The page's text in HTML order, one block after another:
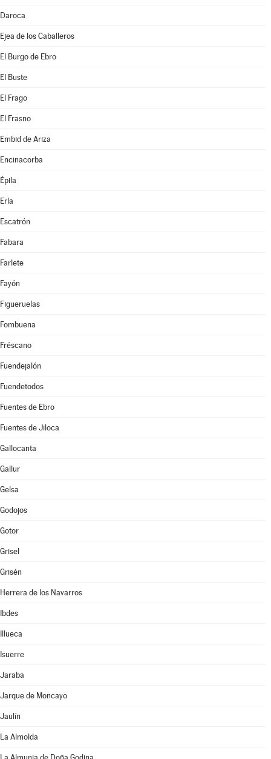
Daroca
Ejea de los Caballeros
El Burgo de Ebro
El Buste
El Frago
El Frasno
Embid de Ariza
Encinacorba
Épila
Erla
Escatrón
Fabara
Farlete
Fayón
Figueruelas
Fombuena
Fréscano
Fuendejalón
Fuendetodos
Fuentes de Ebro
Fuentes de Jiloca
Gallocanta
Gallur
Gelsa
Godojos
Gotor
Grisel
Grisén
Herrera de los Navarros
Ibdes
Illueca
Isuerre
Jaraba
Jarque de Moncayo
Jaulín
La Almolda